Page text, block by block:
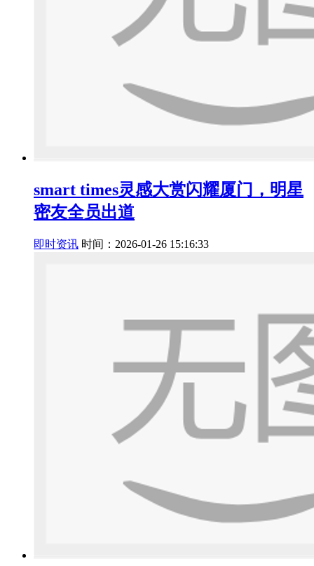
smart times灵感大赏闪耀厦门，明星
密友全员出道
即时资讯 时间：2026-01-26 15:16:33